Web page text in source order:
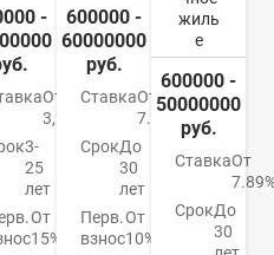
-
От
3,2%
3-
25
лет
От
15%
600000 -
60000000
руб.
СтавкаОт
7.4%
СрокДо
30
лет
Перв.
взнос
От
10%
жиль
е
600000 -
50000000
руб.
СтавкаОт
СрокДо
30